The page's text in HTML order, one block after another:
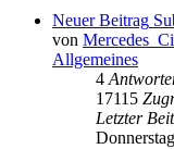
Neuer Beitrag
von
Allgemeines
4
17115
Letzter